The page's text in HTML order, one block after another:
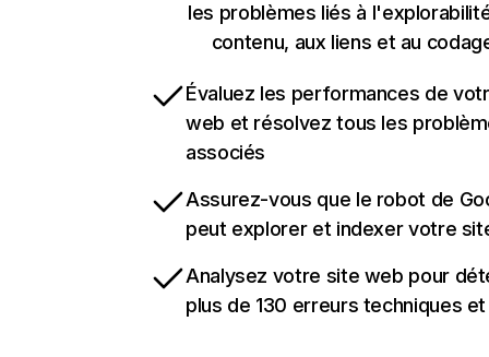
les problèmes liés à
contenu, aux liens et au
Évaluez les performances de
web et résolvez tous les
associés
Assurez-vous que le robot de
peut explorer et indexer votre
Analysez votre site web pour
plus de 130 erreurs techniques et